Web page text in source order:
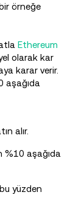
örneğe
Ethereum
olarak kar
karar verir.
aşağıda
alır.
%10 aşağıda
yüzden